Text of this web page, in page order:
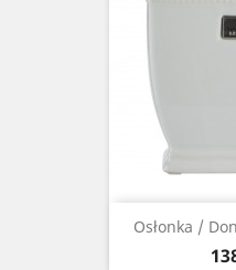
Osłonka /